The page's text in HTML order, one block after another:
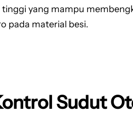
yang mampu
pada material besi.
Sudut